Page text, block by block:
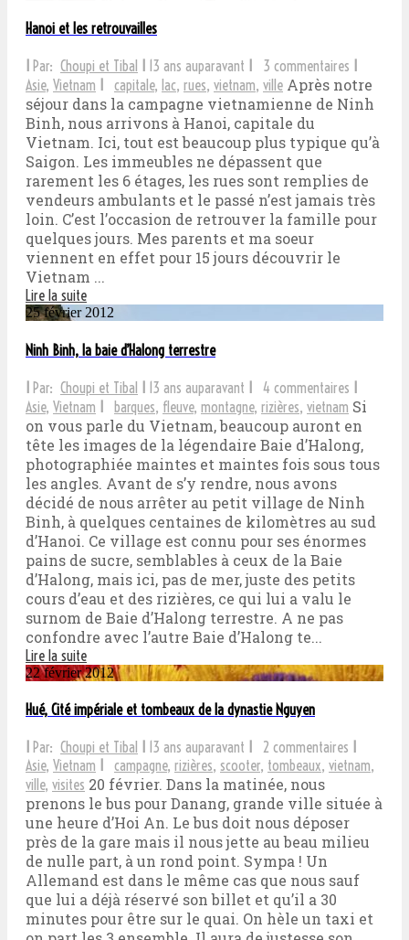
Hanoi et les retrouvailles
Par: Choupi et Tibal 13 ans auparavant 3 commentaires
Asie, Vietnam capitale, lac, rues, vietnam, ville Après notre
séjour dans la campagne vietnamienne de Ninh
Binh, nous arrivons à Hanoi, capitale du
Vietnam. Ici, tout est beaucoup plus typique qu’à
Saigon. Les immeubles ne dépassent que
rarement les 6 étages, les rues sont remplies de
vendeurs ambulants et le passé n’est jamais très
loin. C’est l’occasion de retrouver la famille pour
quelques jours. Mes parents et ma soeur
viennent en effet pour 15 jours découvrir le
Vietnam ...
Lire la suite
25 février 2012
Ninh Binh, la baie d’Halong terrestre
I Par: Choupi et Tibal I 13 ans auparavant I 4 commentaires I
Asie, Vietnam I barques, fleuve, montagne, rizières, vietnam Si
on vous parle du Vietnam, beaucoup auront en
tête les images de la légendaire Baie d’Halong,
photographiée maintes et maintes fois sous tous
les angles. Avant de s’y rendre, nous avons
décidé de nous arrêter au petit village de Ninh
Binh, à quelques centaines de kilomètres au sud
d’Hanoi. Ce village est connu pour ses énormes
pains de sucre, semblables à ceux de la Baie
d’Halong, mais ici, pas de mer, juste des petits
cours d’eau et des rizières, ce qui lui a valu le
surnom de Baie d’Halong terrestre. A ne pas
confondre avec l’autre Baie d’Halong te...
Lire la suite
22 février 2012
Hué, Cité impériale et tombeaux de la dynastie Nguyen
Par: Choupi et Tibal 13 ans auparavant 2 commentaires
Asie, Vietnam campagne, rizières, scooter, tombeaux, vietnam,
ville, visites 20 février. Dans la matinée, nous
prenons le bus pour Danang, grande ville située à
une heure d’Hoi An. Le bus doit nous déposer
près de la gare mais il nous jette au beau milieu
de nulle part, à un rond point. Sympa ! Un
Allemand est dans le même cas que nous sauf
que lui a déjà réservé son billet et qu’il a 30
minutes pour être sur le quai. On hèle un taxi et